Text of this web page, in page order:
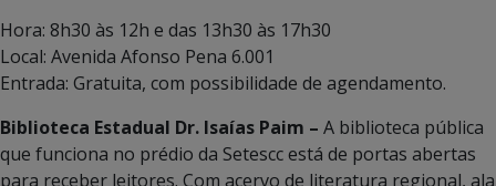
Hora: 8h30 às 12h e das 13h30 às 17h30
Local: Avenida Afonso Pena 6.001
Entrada: Gratuita, com possibilidade de agendamento.
Biblioteca Estadual Dr. Isaías Paim – A biblioteca pública
que funciona no prédio da Setescc está de portas abertas
para receber leitores. Com acervo de literatura regional, ala